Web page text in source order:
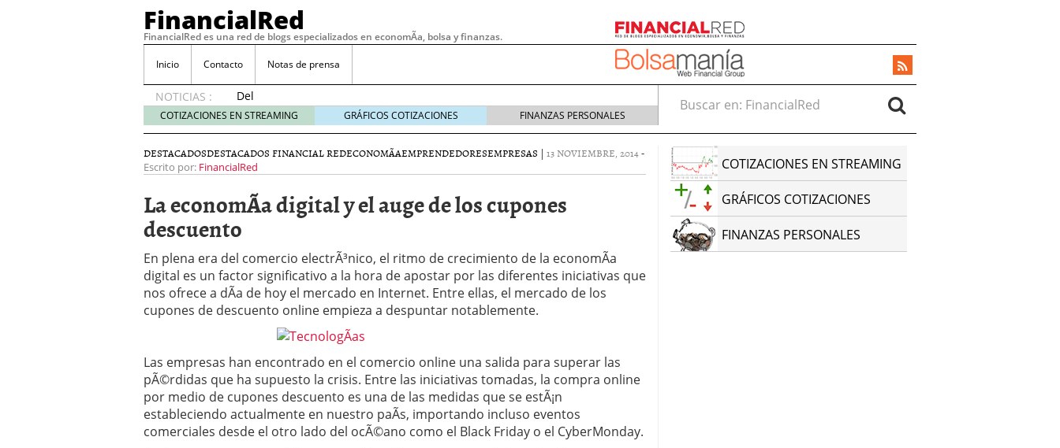
FinancialRed
FinancialRed es una red de blogs especializados en economÃ­a, bolsa y finanzas.
Inicio Contacto Notas de prensa
NOTICIAS :
Del
depósito
a la
cómo
está
cambiando
la
del
ahorro
en
España
05/08/2026
Seguros de convenio en pymes: la obligación que muchas empresas
descubren cuando ya es demasiado tarde
ReseÃ±a de SIFX: Lo Que Deben Saber los Traders Mexicanos Antes de
Operar 29/06/2026
Crear empresa online vs proceso tradicional: ventajas reales para pymes
29/05/2026
CÃ³mo afrontar una baja mÃ©dica cuando trabajas por cuenta propia
26/05/2026
COTIZACIONES EN STREAMING GRÁFICOS COTIZACIONES FINANZAS PERSONALES
Buscar en:
DESTACADOSDESTACADOS FINANCIAL REDECONOMÃ­AEMPRENDEDORESEMPRESAS | 13 NOVIEMBRE, 2014-
Escrito por: FinancialRed
La economÃ­a digital y el auge de los cupones
descuento
En plena era del comercio electrÃ³nico, el ritmo de crecimiento de la economÃ­a
digital es un factor significativo a la hora de apostar por las diferentes iniciativas que
nos ofrece a dÃ­a de hoy el mercado en Internet. Entre ellas, el mercado de los
cupones de descuento online empieza a despuntar notablemente.
Las empresas han encontrado en el comercio online una salida para superar las
pÃ©rdidas que ha supuesto la crisis. Entre las iniciativas tomadas, la compra online
por medio de cupones descuento es una de las medidas que se estÃ¡n
estableciendo actualmente en nuestro paÃ­s, importando incluso eventos
comerciales desde el otro lado del ocÃ©ano como el Black Friday o el CyberMonday.
COTIZACIONES EN STREAMING
GRÁFICOS COTIZACIONES
FINANZAS PERSONALES